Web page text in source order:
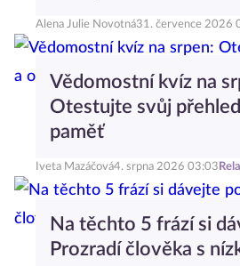
Alena Julie Novotná31. července 2026
Vědomostní kvíz na
Otestujte svůj přehled a osvěžte
paměť
Iveta Mazáčová4. srpna 2026 03:03
Na těchto 5 frází si
Prozradí člověka s